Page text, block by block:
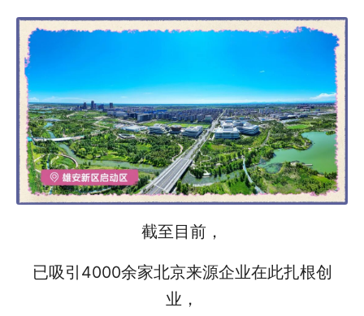
截至目前，
已吸引4000余家北京来源企业在此扎根创
业，